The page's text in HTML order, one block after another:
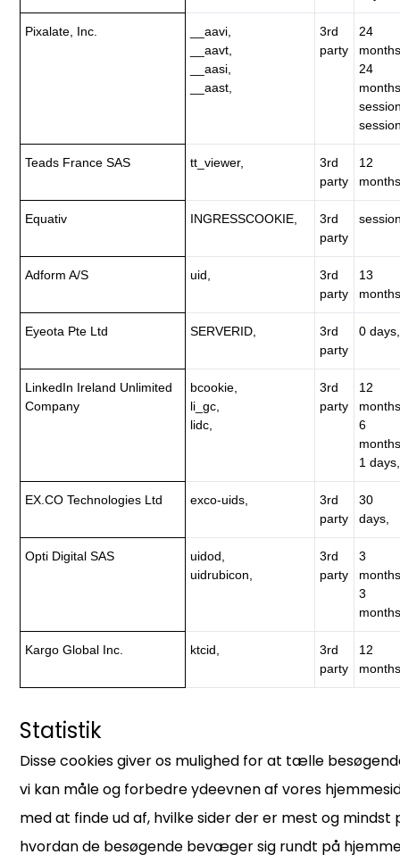
Pixalate, Inc.
__aavi,
__aavt,
__aasi,
__aast,
3rd
party
24
24
Teads France SAS tt_viewer,
3rd
party
12
Equativ INGRESSCOOKIE,
3rd
party
Adform A/S uid,
3rd
party
13
Eyeota Pte Ltd SERVERID,
3rd
party
0 days,
LinkedIn Ireland Unlimited
Company
bcookie,
li_gc,
lidc,
3rd
party
12
6
1 days,
EX.CO Technologies Ltd exco-uids,
3rd
party
30
days,
Opti Digital SAS
uidod,
uidrubicon,
3rd
party
3
3
Kargo Global Inc. ktcid,
3rd
party
12
Statistik
Disse cookies giver os mulighed for at tælle
vi kan måle og forbedre ydeevnen af vores
med at finde ud af, hvilke sider der er mest og
hvordan de besøgende bevæger sig rundt på